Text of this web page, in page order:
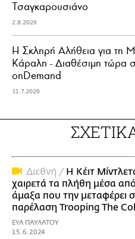
Τσαγκαρουσιάνο
2.8.2026
Η Σκληρή Αλήθεια για τη
Κάραλη - Διαθέσιμη τώρα
onDemand
31.7.2026
Διεθνή / Η Κέιτ
χαιρετά τα πλήθη μέσα
άμαξα που την μεταφέρει
παρέλαση Trooping The
ΕΥΑ ΠΑΥΛΑΤΟΥ
15.6.2024